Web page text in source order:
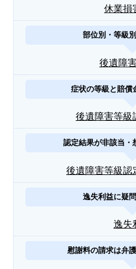
休業損
部位別・等級
後遺障
症状の等級と賠償
後遺障害等級
認定結果が非該当・
後遺障害等級認
逸失利益に疑
逸失
慰謝料の請求は弁